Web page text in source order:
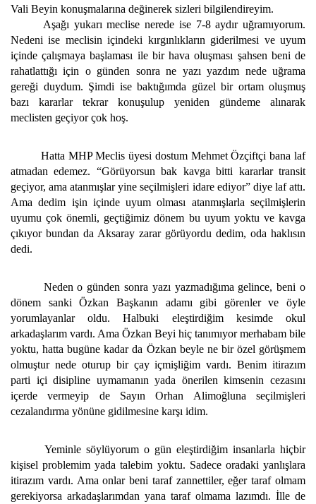
Vali Beyin konuşmalarına değinerek sizleri bilgilendireyim.
Aşağı yukarı meclise nerede ise 7-8 aydır uğramıyorum.
Nedeni ise meclisin içindeki kırgınlıkların giderilmesi ve uyum
içinde çalışmaya başlaması ile bir hava oluşması şahsen beni de
rahatlattığı için o günden sonra ne yazı yazdım nede uğrama
gereği duydum. Şimdi ise baktığımda güzel bir ortam oluşmuş
bazı kararlar tekrar konuşulup yeniden gündeme alınarak
meclisten geçiyor çok hoş.
Hatta MHP Meclis üyesi dostum Mehmet Özçiftçi bana laf
atmadan edemez. “Görüyorsun bak kavga bitti kararlar transit
geçiyor, ama atanmışlar yine seçilmişleri idare ediyor” diye laf attı.
Ama dedim işin içinde uyum olması atanmışlarla seçilmişlerin
uyumu çok önemli, geçtiğimiz dönem bu uyum yoktu ve kavga
çıkıyor bundan da Aksaray zarar görüyordu dedim, oda haklısın
dedi.
Neden o günden sonra yazı yazmadığıma gelince, beni o
dönem sanki Özkan Başkanın adamı gibi görenler ve öyle
yorumlayanlar oldu. Halbuki eleştirdiğim kesimde okul
arkadaşlarım vardı. Ama Özkan Beyi hiç tanımıyor merhabam bile
yoktu, hatta bugüne kadar da Özkan beyle ne bir özel görüşmem
olmuştur nede oturup bir çay içmişliğim vardı. Benim itirazım
parti içi disipline uymamanın yada önerilen kimsenin cezasını
içerde vermeyip de Sayın Orhan Alimoğluna seçilmişleri
cezalandırma yönüne gidilmesine karşı idim.
Yeminle söylüyorum o gün eleştirdiğim insanlarla hiçbir
kişisel problemim yada talebim yoktu. Sadece oradaki yanlışlara
itirazım vardı. Ama onlar beni taraf zannettiler, eğer taraf olmam
gerekiyorsa arkadaşlarımdan yana taraf olmama lazımdı. İlle de